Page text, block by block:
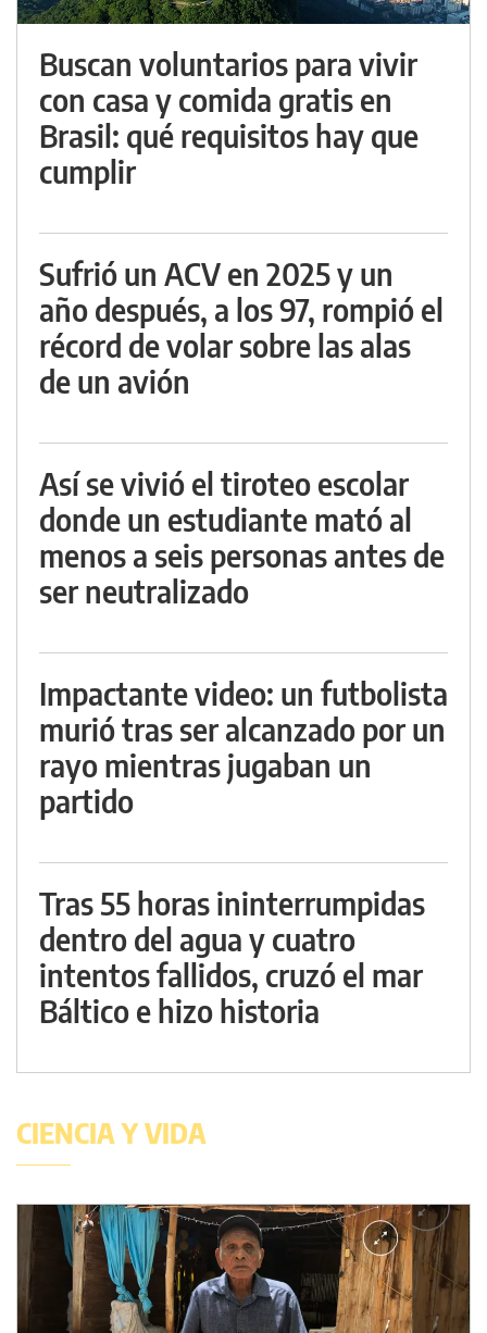
Buscan voluntarios para vivir
con casa y comida gratis en
Brasil: qué requisitos hay que
cumplir
Sufrió un ACV en 2025 y un
año después, a los 97, rompió el
récord de volar sobre las alas
de un avión
Así se vivió el tiroteo escolar
donde un estudiante mató al
menos a seis personas antes de
ser neutralizado
Impactante video: un futbolista
murió tras ser alcanzado por un
rayo mientras jugaban un
partido
Tras 55 horas ininterrumpidas
dentro del agua y cuatro
intentos fallidos, cruzó el mar
Báltico e hizo historia
CIENCIA Y VIDA